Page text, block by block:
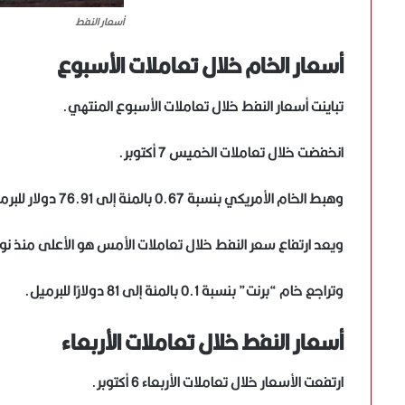
أسعار النفط
أسعار الخام خلال تعاملات الأسبوع
تباينت أسعار النفط خلال تعاملات الأسبوع المنتهي.
انخفضت خلال تعاملات الخميس 7 أكتوبر.
وهبط الخام الأمريكي بنسبة 0.67 بالمئة إلى 76.91 دولار للبرميل، بعد صعود السوق أمس الأربعاء إلى 79.78 دولار.
ويعد ارتفاع سعر النفط خلال تعاملات الأمس هو الأعلى منذ
وتراجع خام “برنت” بنسبة 0.1 بالمئة إلى 81 دولارًا للبرميل.
أسعار النفط خلال تعاملات الأربعاء
ارتفعت الأسعار خلال تعاملات الأربعاء 6 أكتوبر.